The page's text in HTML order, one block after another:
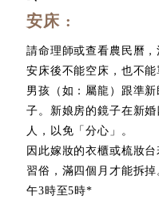
安床 :
請命理師或查看農民曆，
安床後不能空床，也不
男孩（如：屬龍）跟準
子。新娘房的鏡子在新
人，以免「分心」。
因此嫁妝的衣櫃或梳妝
習俗，滿四個月才能拆
午3時至5時*